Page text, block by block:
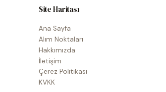
Site Haritası
Ana Sayfa
Alım Noktaları
Hakkımızda
İletişim
Çerez Politikası
KVKK